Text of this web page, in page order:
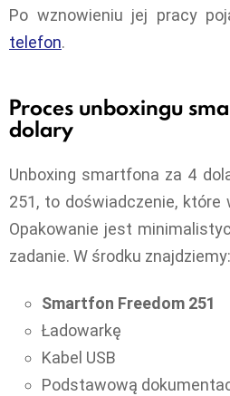
Po wznowieniu jej pracy
telefon.
Proces unboxingu
dolary
Unboxing smartfona za 4
251, to doświadczenie, które
Opakowanie jest
zadanie. W środku znajdziemy:
Smartfon Freedom 251
Ładowarkę
Kabel USB
Podstawową